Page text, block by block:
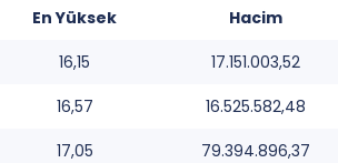
En Yüksek
Hacim
16,15
17.151.003,52
16,57
16.525.582,48
17,05
79.394.896,37